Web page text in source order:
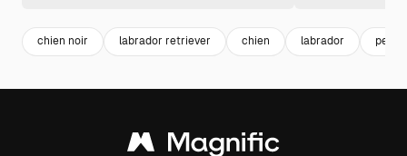
chien noir labrador retriever chien labrador pet